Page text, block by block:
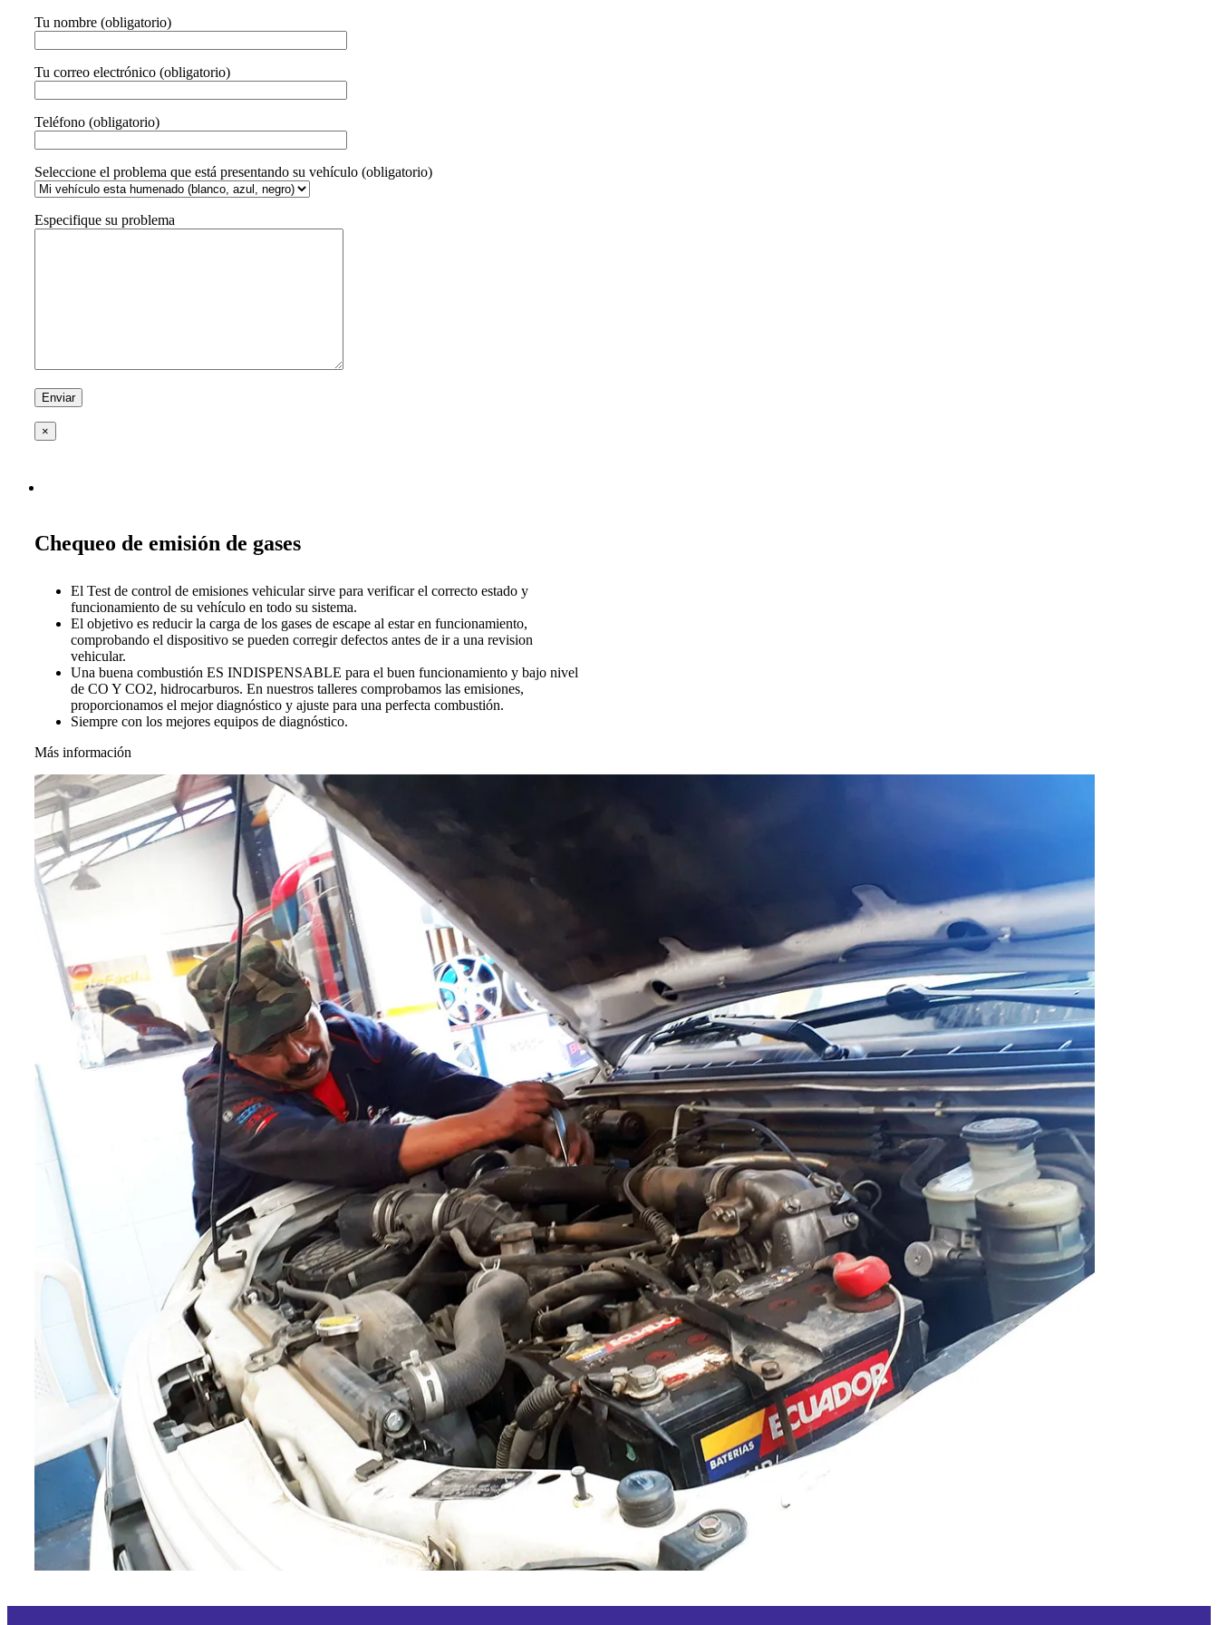
Tu nombre (obligatorio)
Tu correo electrónico (obligatorio)
Teléfono (obligatorio)
Seleccione el problema que está presentando su vehículo (obligatorio)
Especifique su problema
×
Chequeo de emisión de gases
El Test de control de emisiones vehicular sirve para verificar el correcto estado y
funcionamiento de su vehículo en todo su sistema.
El objetivo es reducir la carga de los gases de escape al estar en funcionamiento,
comprobando el dispositivo se pueden corregir defectos antes de ir a una revision
vehicular.
Una buena combustión ES INDISPENSABLE para el buen funcionamiento y bajo nivel
de CO Y CO2, hidrocarburos. En nuestros talleres comprobamos las emisiones,
proporcionamos el mejor diagnóstico y ajuste para una perfecta combustión.
Siempre con los mejores equipos de diagnóstico.
Más información